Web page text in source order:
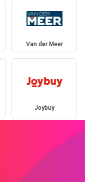
Van der Meer
Joybuy